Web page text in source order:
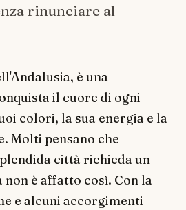
rinunciare al
è una
il cuore di ogni
colori, la sua energia e la
Molti pensano che
città richieda un
non è affatto così. Con la
e alcuni accorgimenti